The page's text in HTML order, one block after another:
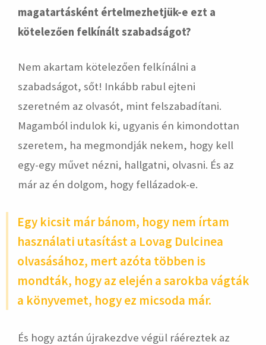
magatartásként értelmezhetjük-e ezt a
kötelezően felkínált szabadságot?
Nem akartam kötelezően felkínálni a
szabadságot, sőt! Inkább rabul ejteni
szeretném az olvasót, mint felszabadítani.
Magamból indulok ki, ugyanis én kimondottan
szeretem, ha megmondják nekem, hogy kell
egy-egy művet nézni, hallgatni, olvasni. És az
már az én dolgom, hogy fellázadok-e.
Egy kicsit már bánom, hogy nem írtam
használati utasítást a Lovag Dulcinea
olvasásához, mert azóta többen is
mondták, hogy az elején a sarokba vágták
a könyvemet, hogy ez micsoda már.
És hogy aztán újrakezdve végül ráéreztek az